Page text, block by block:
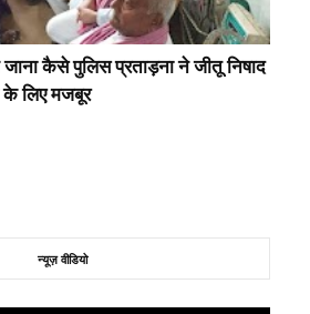
कैसे पुलिस प्रताड़ना ने जीतू निषाद
के लिए मजबूर
न्यूज़ वीडियो